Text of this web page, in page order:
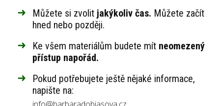
Můžete si zvolit jakýkoliv čas. Můžete začít
hned nebo později.
Ke všem materiálům budete mít neomezený
přístup napořád.
Pokud potřebujete ještě nějaké informace,
napište na: